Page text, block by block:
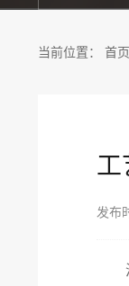
当前位置： 首页
工
发布
汽